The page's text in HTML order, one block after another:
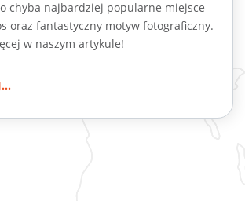
chyba najbardziej popularne miejsce
oraz fantastyczny motyw fotograficzny.
w naszym artykule!